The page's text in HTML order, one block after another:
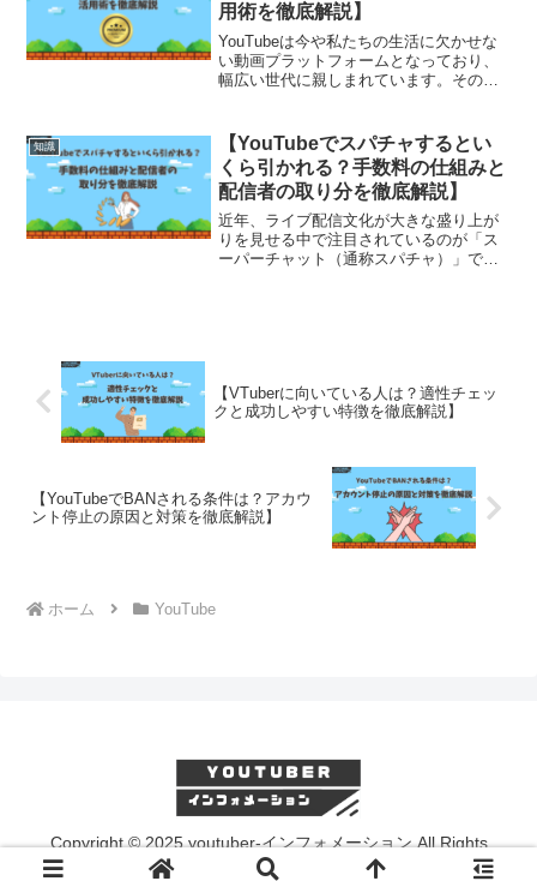
用術を徹底解説】
YouTubeは今や私たちの生活に欠かせな
い動画プラットフォームとなっており、
幅広い世代に親しまれています。そのな
生、オフライン保存、さらにYouTube
Mus...
知識
【YouTubeでスパチャするとい
くら引かれる？手数料の仕組みと
配信者の取り分を徹底解説】
近年、ライブ配信文化が大きな盛り上が
りを見せる中で注目されているのが「ス
ーパーチャット（通称スパチャ）」で
【VTuberに向いている人は？適性チェッ
クと成功しやすい特徴を徹底解説】
【YouTubeでBANされる条件は？アカウ
ント停止の原因と対策を徹底解説】
ホーム YouTube
Copyright © 2025 youtuber-インフォメーション All Rights
Reserved.